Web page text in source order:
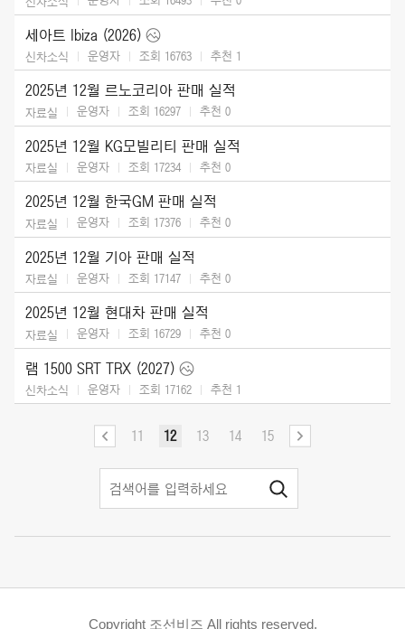
세아트 Ibiza (2026)
신차소식 운영자 조회 16763 추천 1
2025년 12월 르노코리아 판매 실적
자료실 운영자 조회 16297 추천 0
2025년 12월 KG모빌리티 판매 실적
자료실 운영자 조회 17234 추천 0
2025년 12월 한국GM 판매 실적
자료실 운영자 조회 17376 추천 0
2025년 12월 기아 판매 실적
자료실 운영자 조회 17147 추천 0
2025년 12월 현대차 판매 실적
자료실 운영자 조회 16729 추천 0
램 1500 SRT TRX (2027)
신차소식 운영자 조회 17162 추천 1
11 12 13 14 15
Copyright 조선비즈 All rights reserved.